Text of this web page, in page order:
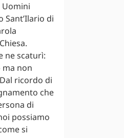
Uomini
di
ne scaturì:
ma non
ricordo di
che
di
possiamo
si